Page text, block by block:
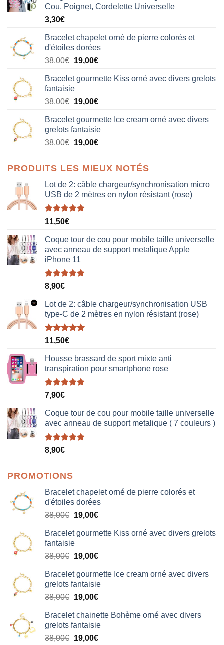
Cou, Poignet, Cordelette Universelle
3,30€
Bracelet chapelet orné de pierre colorés et
d'étoiles dorées
38,00€ Le
initial
était :
38,00€.
19,00€Le
actuel
19,00€.
Bracelet gourmette Kiss orné avec divers grelots
fantaisie
38,00€ Le
initial
était :
38,00€.
19,00€Le
actuel
est :
19,00€.
Bracelet gourmette Ice cream orné avec divers
grelots fantaisie
38,00€ Le
était :
38,00€.
19,00€Le
est :
19,00€.
PRODUITS LES MIEUX NOTÉS
Lot de 2: câble chargeur/synchronisation micro
USB de 2 mètres en nylon résistant (rose)
Note5.00
11,50€
Coque tour de cou pour mobile taille universelle
avec anneau de support metalique Apple
iPhone 11
Note5.00
8,90€
Lot de 2: câble chargeur/synchronisation USB
type-C de 2 mètres en nylon résistant (rose)
Note5.00
11,50€
Housse brassard de sport mixte anti
transpiration pour smartphone rose
Note5.00
7,90€
Coque tour de cou pour mobile taille universelle
avec anneau de support metalique ( 7 couleurs )
Note5.00
8,90€
PROMOTIONS
Bracelet chapelet orné de pierre colorés et
d'étoiles dorées
38,00€ Le
initial
était :
38,00€.
19,00€Le
actuel
19,00€.
Bracelet gourmette Kiss orné avec divers grelots
fantaisie
38,00€ Le
initial
était :
38,00€.
19,00€Le
actuel
est :
19,00€.
Bracelet gourmette Ice cream orné avec divers
grelots fantaisie
38,00€ Le
initial
était :
38,00€.
19,00€Le
actuel
est :
19,00€.
Bracelet chainette Bohème orné avec divers
grelots fantaisie
38,00€ Le
19,00€Le